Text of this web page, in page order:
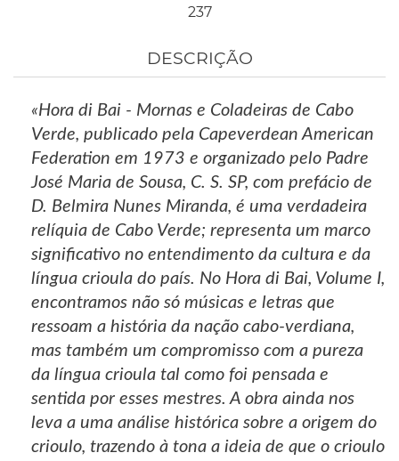
237
DESCRIÇÃO
«Hora di Bai - Mornas e Coladeiras de Cabo
Verde, publicado pela Capeverdean American
Federation em 1973 e organizado pelo Padre
José Maria de Sousa, C. S. SP, com prefácio de
D. Belmira Nunes Miranda, é uma verdadeira
relíquia de Cabo Verde; representa um marco
significativo no entendimento da cultura e da
língua crioula do país. No Hora di Bai, Volume I,
encontramos não só músicas e letras que
ressoam a história da nação cabo-verdiana,
mas também um compromisso com a pureza
da língua crioula tal como foi pensada e
sentida por esses mestres. A obra ainda nos
leva a uma análise histórica sobre a origem do
crioulo, trazendo à tona a ideia de que o crioulo